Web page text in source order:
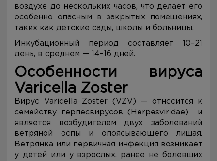
воздухе до нескольких часов, что делает его
особенно опасным в закрытых помещениях,
таких как детские сады, школы и больницы.
Инкубационный период составляет 10–21
день, в среднем — 14–16 дней.
Особенности вируса
Varicella Zoster
Вирус Varicella Zoster (VZV) — относится к
семейству герпесвирусов (Herpesviridae) и
является возбудителем двух заболеваний
ветряной оспы и опоясывающего лишая.
Ветрянка или первичная инфекция возникает
у детей или у взрослых, ранее не болевших